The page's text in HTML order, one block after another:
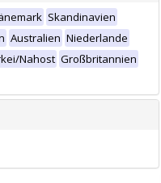
Skandinavien
Australien Niederlande
Nahost Großbritannien